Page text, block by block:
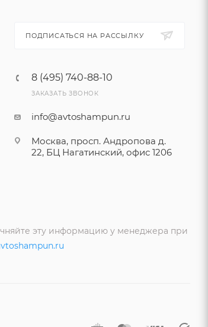
ПОДПИСАТЬСЯ НА РАССЫЛКУ
8 (495) 740-88-10
ЗАКАЗАТЬ ЗВОНОК
info@avtoshampun.ru
Москва, просп. Андропова д.
22, БЦ Нагатинский, офис 1206
эту информацию у менеджера при